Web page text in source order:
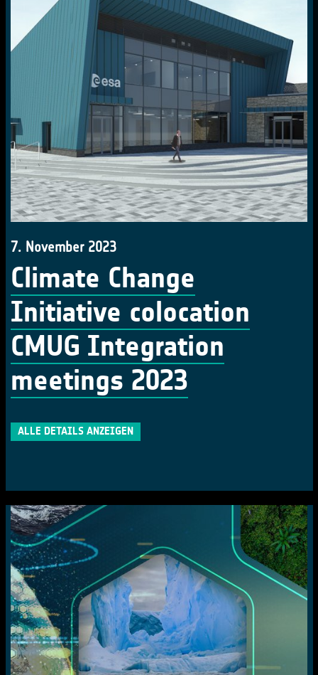
7. November 2023
Climate Change
Initiative colocation
CMUG Integration
meetings 2023
ALLE DETAILS ANZEIGEN